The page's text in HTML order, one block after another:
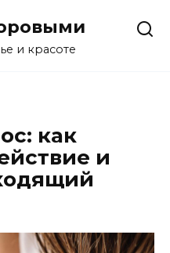
и красоте
как
и